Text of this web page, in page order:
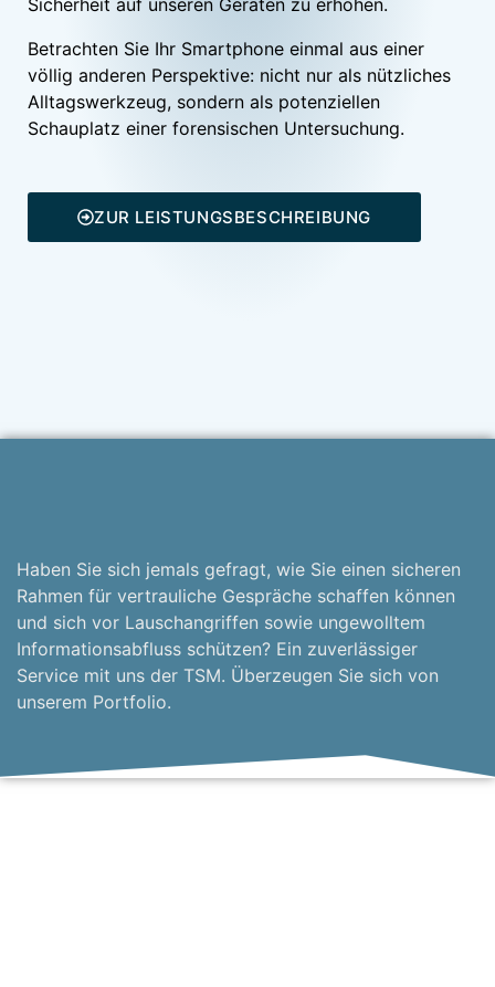
Sicherheit auf unseren Geräten zu erhöhen.
Betrachten Sie Ihr Smartphone einmal aus einer
völlig anderen Perspektive: nicht nur als nützliches
Alltagswerkzeug, sondern als potenziellen
Schauplatz einer forensischen Untersuchung.
ZUR LEISTUNGSBESCHREIBUNG
Haben Sie sich jemals gefragt, wie Sie einen sicheren
Rahmen für vertrauliche Gespräche schaffen können
und sich vor Lauschangriffen sowie ungewolltem
Informationsabfluss schützen? Ein zuverlässiger
Service mit uns der TSM. Überzeugen Sie sich von
unserem Portfolio.